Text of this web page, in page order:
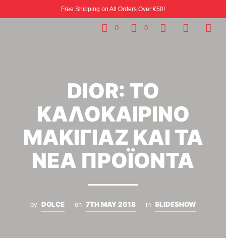
Free Shipping on All Orders Over €50!
0 0
DIOR: ΤΟ
ΚΑΛΟΚΑΙΡΙΝΟ
ΜΑΚΙΓΙΑΖ ΚΑΙ ΤΑ
ΝΕΑ ΠΡΟΪΟΝΤΑ
by DOLCE on 7TH MAY 2018 in SLIDESHOW